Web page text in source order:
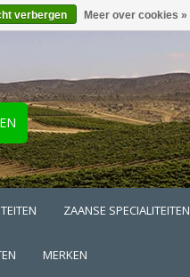
ZAANSE SPECIALITEITEN
MERKEN
verbergen Meer over cookies »